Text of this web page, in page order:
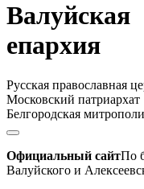
Валуйская
епархия
Русская православная
Московский патриархат
Белгородская
Официальный сайтПо
Валуйского и